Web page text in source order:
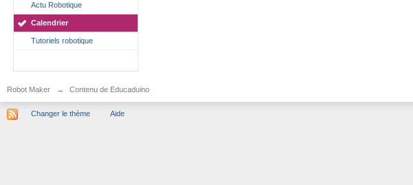
Actu Robotique
Calendrier
Tutoriels robotique
Robot Maker → Contenu de Educaduino
Changer le thème Aide